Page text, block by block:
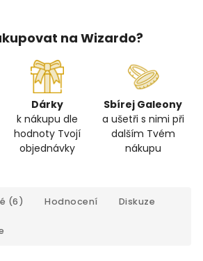
na Wizardo?
Dárky
k nákupu dle
hodnoty Tvojí
objednávky
Sbírej Galeony
a ušetři s nimi při
dalším Tvém
nákupu
(6) Hodnocení Diskuze